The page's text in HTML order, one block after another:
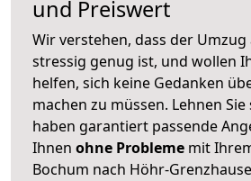
und Preiswert
Wir verstehen, dass der Umzug
stressig genug ist, und wollen
helfen, sich keine Gedanken
machen zu müssen. Lehnen
haben garantiert passende
Ihnen ohne Probleme mit
Bochum nach Höhr-